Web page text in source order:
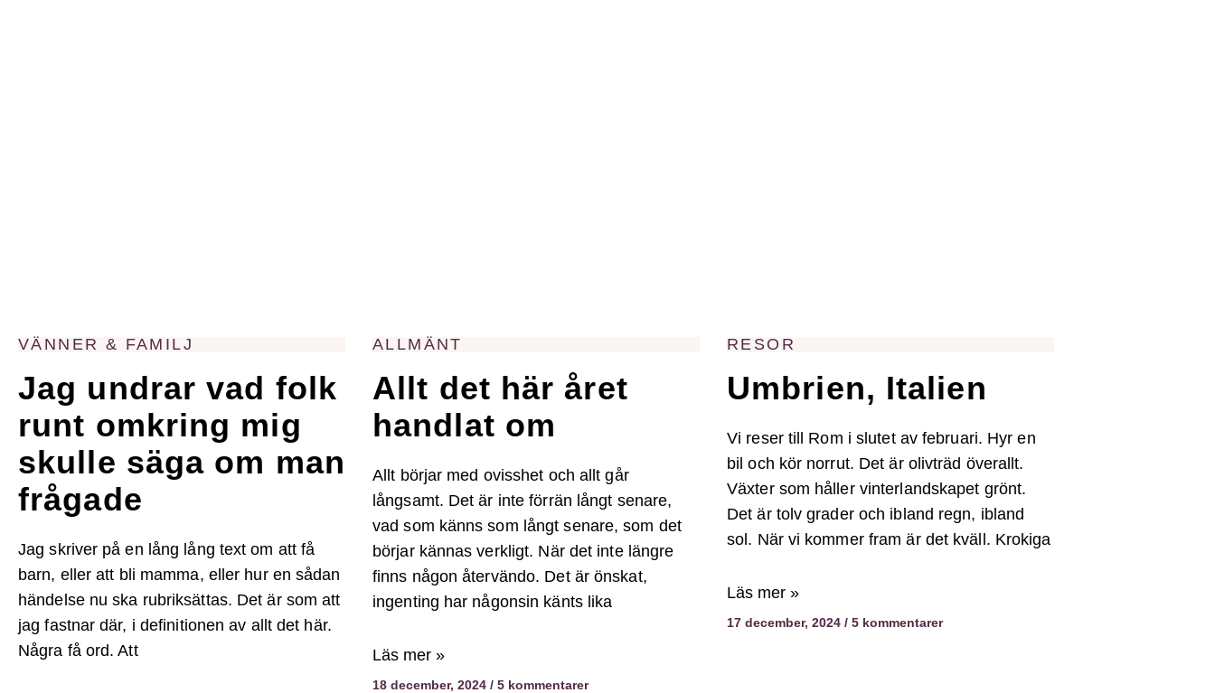
VÄNNER & FAMILJ
Jag undrar vad folk
runt omkring mig
skulle säga om man
frågade
Jag skriver på en lång lång text om att få
barn, eller att bli mamma, eller hur en sådan
händelse nu ska rubriksättas. Det är som att
jag fastnar där, i definitionen av allt det här.
Några få ord. Att
ALLMÄNT
Allt det här året
handlat om
Allt börjar med ovisshet och allt går
långsamt. Det är inte förrän långt senare,
vad som känns som långt senare, som det
börjar kännas verkligt. När det inte längre
finns någon återvändo. Det är önskat,
ingenting har någonsin känts lika
Läs mer »
18 december, 2024 5 kommentarer
RESOR
Umbrien, Italien
Vi reser till Rom i slutet av februari. Hyr en
bil och kör norrut. Det är olivträd överallt.
Växter som håller vinterlandskapet grönt.
Det är tolv grader och ibland regn, ibland
sol. När vi kommer fram är det kväll. Krokiga
Läs mer »
17 december, 2024 5 kommentarer